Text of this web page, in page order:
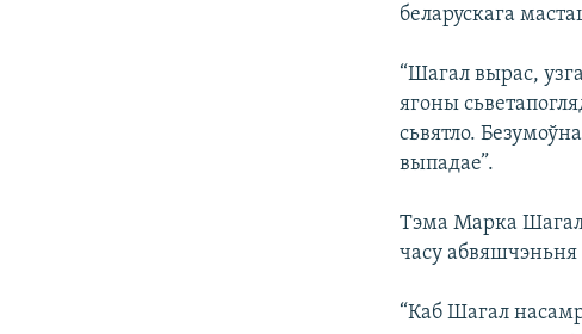
беларускага
“Шагал вырас,
ягоны
сьвятло.
выпадае”.
Тэма Марка
часу абвяшчэньня
“Каб Шагал